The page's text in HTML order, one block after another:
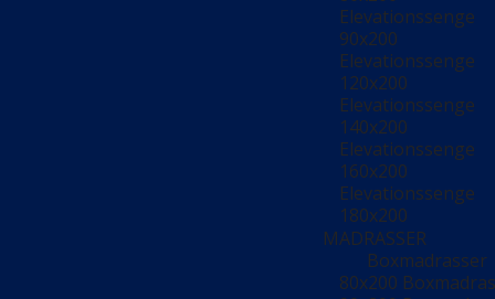
Elevationssenge
90x200
Elevationssenge
120x200
Elevationssenge
140x200
Elevationssenge
160x200
Elevationssenge
180x200
MADRASSER
Boxmadrasser
80x200 Boxmadras